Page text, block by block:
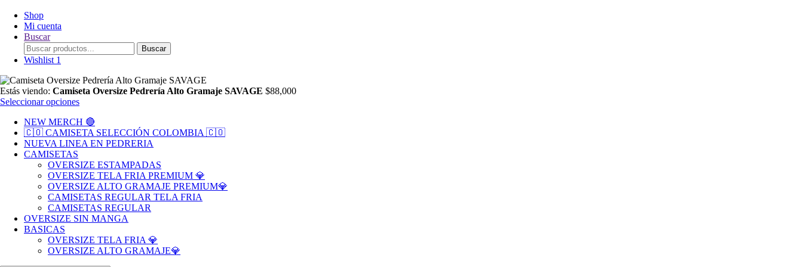
Shop
Mi cuenta
Buscar
Search
for:
Buscar
Wishlist 1
Estás viendo: Camiseta Oversize Pedrería Alto Gramaje SAVAGE $88,000
Seleccionar opciones
NEW MERCH 🔴
🇨🇴 CAMISETA SELECCIÓN COLOMBIA 🇨🇴
NUEVA LINEA EN PEDRERIA
CAMISETAS
OVERSIZE ESTAMPADAS
OVERSIZE TELA FRIA PREMIUM 💎
OVERSIZE ALTO GRAMAJE PREMIUM💎
CAMISETAS REGULAR TELA FRIA
CAMISETAS REGULAR
OVERSIZE SIN MANGA
BASICAS
OVERSIZE TELA FRIA 💎
OVERSIZE ALTO GRAMAJE💎